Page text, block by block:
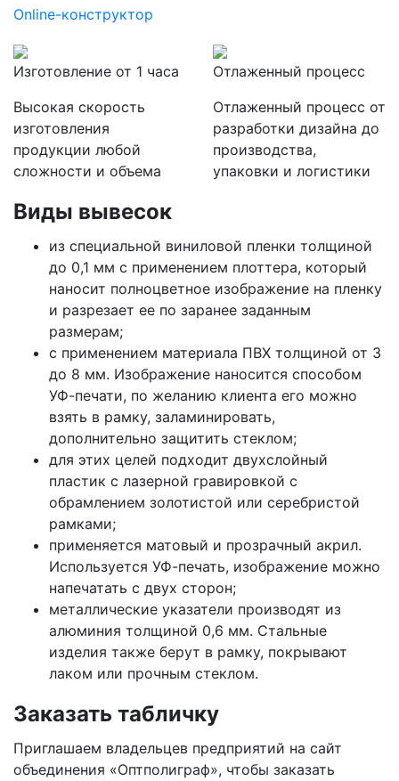
Online-конструктор
Изготовление от 1 часа
Высокая скорость
изготовления
продукции любой
сложности и объема
Отлаженный процесс
Отлаженный процесс от
разработки дизайна до
производства,
упаковки и логистики
Виды вывесок
из специальной виниловой пленки толщиной
до 0,1 мм с применением плоттера, который
наносит полноцветное изображение на пленку
и разрезает ее по заранее заданным
размерам;
с применением материала ПВХ толщиной от 3
до 8 мм. Изображение наносится способом
УФ-печати, по желанию клиента его можно
взять в рамку, заламинировать,
дополнительно защитить стеклом;
для этих целей подходит двухслойный
пластик с лазерной гравировкой с
обрамлением золотистой или серебристой
рамками;
применяется матовый и прозрачный акрил.
Используется УФ-печать, изображение можно
напечатать с двух сторон;
металлические указатели производят из
алюминия толщиной 0,6 мм. Стальные
изделия также берут в рамку, покрывают
лаком или прочным стеклом.
Заказать табличку
Приглашаем владельцев предприятий на сайт
объединения «Оптполиграф», чтобы заказать